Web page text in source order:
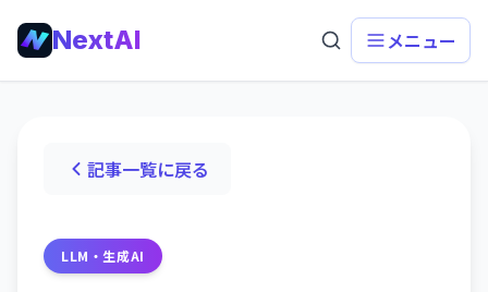
NextAI メニュー
記事一覧に戻る
LLM・生成AI